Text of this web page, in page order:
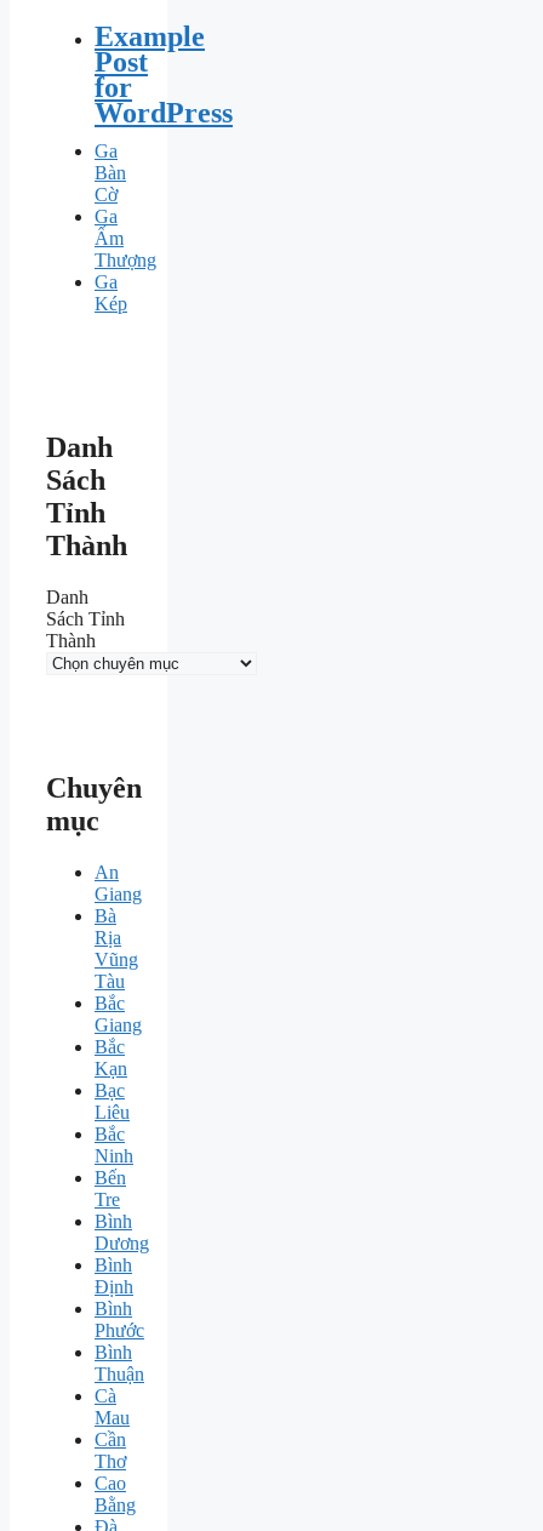
Example
Post
for
WordPress
Ga
Bàn
Cờ
Ga
Ấm
Thượng
Ga
Kép
Danh
Sách
Tỉnh
Thành
Danh
Sách Tỉnh
Thành
Chuyên
mục
An
Giang
Bà
Rịa
Vũng
Tàu
Bắc
Giang
Bắc
Kạn
Bạc
Liêu
Bắc
Ninh
Bến
Tre
Bình
Dương
Bình
Định
Bình
Phước
Bình
Thuận
Cà
Mau
Cần
Thơ
Cao
Bằng
Đà